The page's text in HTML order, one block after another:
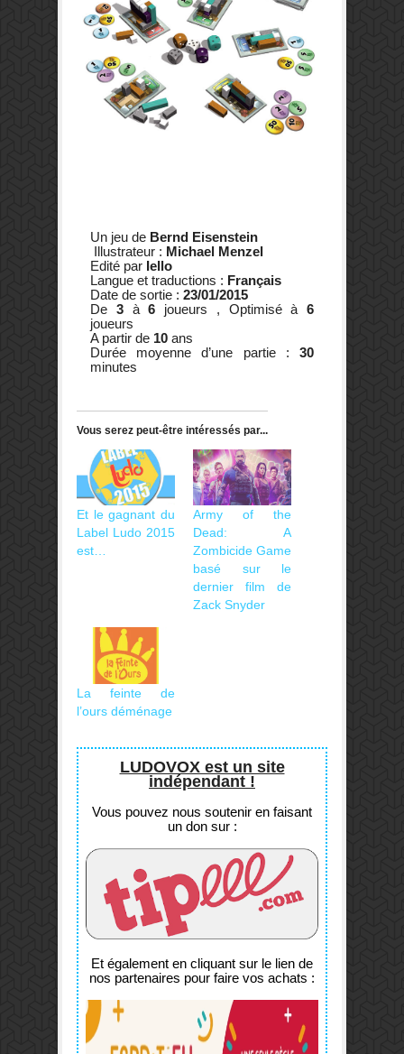
Un jeu de Bernd Eisenstein
Illustrateur : Michael Menzel
Edité par Iello
Langue et traductions : Français
Date de sortie : 23/01/2015
De 3à6 joueurs , Optimisé à 6
joueurs
A partir de 10 ans
Durée moyenne d’une partie : 30
minutes
Vous serez peut-être intéressés par...
Et le gagnant du
Label Ludo 2015
est…
Army of the
Dead: A
Zombicide Game
basé sur le
dernier film de
Zack Snyder
La feinte de
l’ours déménage
LUDOVOX est un site
indépendant !
Vous pouvez nous soutenir en faisant
un don sur :
Et également en cliquant sur le lien de
nos partenaires pour faire vos achats :